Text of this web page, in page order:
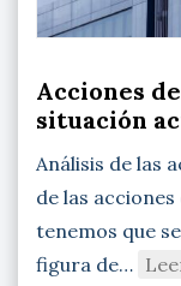
Acciones
situación
Análisis de las
de las
tenemos que
figura de…